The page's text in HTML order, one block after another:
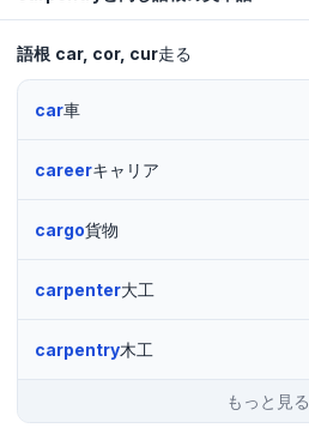
語根 car cor cur走る
car車
careerキャリア
cargo貨物
carpenter大工
carpentry木工
もっと見る